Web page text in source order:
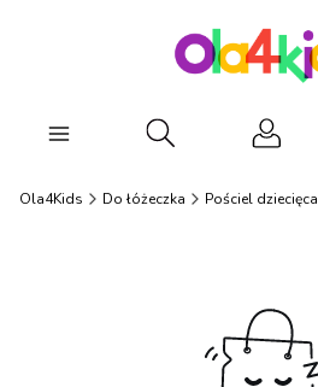
Otwórz wyszukiwarkę
Ola4Kids Do łóżeczka Pościel dziecięca